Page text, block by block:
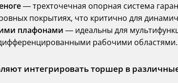
— трехточечная опорная система
покрытиях, что критично для
плафонами — идеальны для
рабочими областями.
интегрировать торшер в